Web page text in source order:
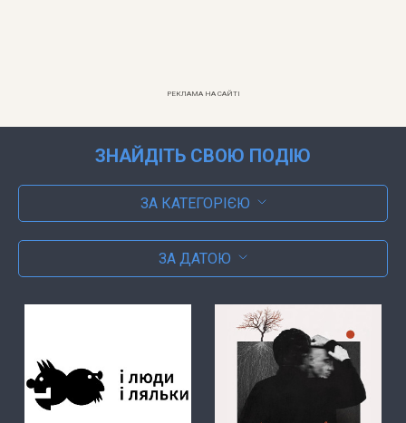
РЕКЛАМА НА САЙТІ
ЗНАЙДІТЬ СВОЮ ПОДІЮ
ЗА КАТЕГОРІЄЮ
ЗА ДАТОЮ